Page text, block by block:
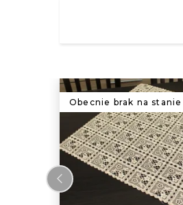
Obecnie brak na stanie